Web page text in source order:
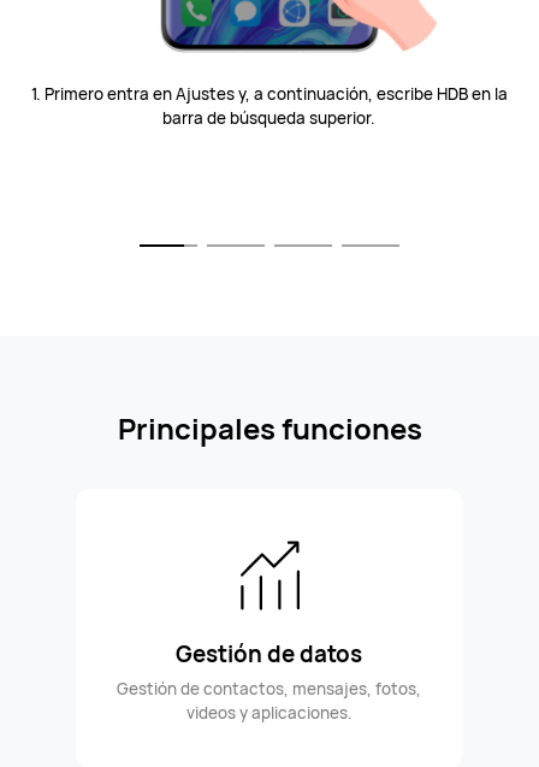
1. Primero entra en Ajustes y, a continuación, escribe HDB en la
barra de búsqueda superior.
Principales funciones
Gestión de datos
Gestión de contactos, mensajes, fotos,
videos y aplicaciones.